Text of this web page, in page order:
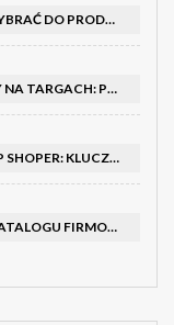
RODZAJE FALCAREK I BIGÓWEK: JAKIE WYBRAĆ DO PRODUKCJI?
JAK SKUTECZNIE PROWADZIĆ HOSTESSY NA TARGACH: PORADNIK I SZKOLENIA
JAK SKUTECZNIE POZYCJONOWAĆ SKLEP SHOPER: KLUCZOWE KROKI I STRATEGIE
KLUCZOWE ELEMENTY SKUTECZNEGO KATALOGU FIRMOWEGO I BROSZURY